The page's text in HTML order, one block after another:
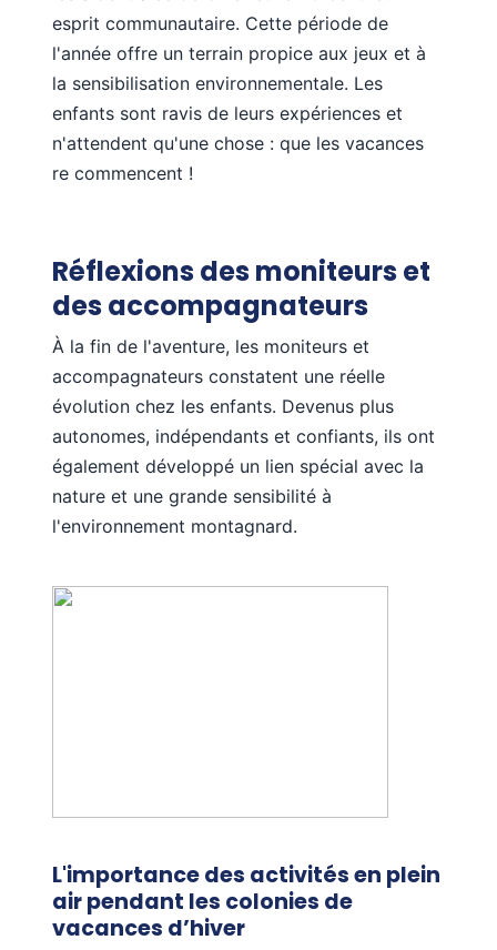
esprit communautaire. Cette période de
l'année offre un terrain propice aux jeux et à
la sensibilisation environnementale. Les
enfants sont ravis de leurs expériences et
n'attendent qu'une chose : que les vacances
re commencent !
Réflexions des moniteurs et
des accompagnateurs
À la fin de l'aventure, les moniteurs et
accompagnateurs constatent une réelle
évolution chez les enfants. Devenus plus
autonomes, indépendants et confiants, ils ont
également développé un lien spécial avec la
nature et une grande sensibilité à
l'environnement montagnard.
L'importance des activités en plein
air pendant les colonies de
vacances d’hiver